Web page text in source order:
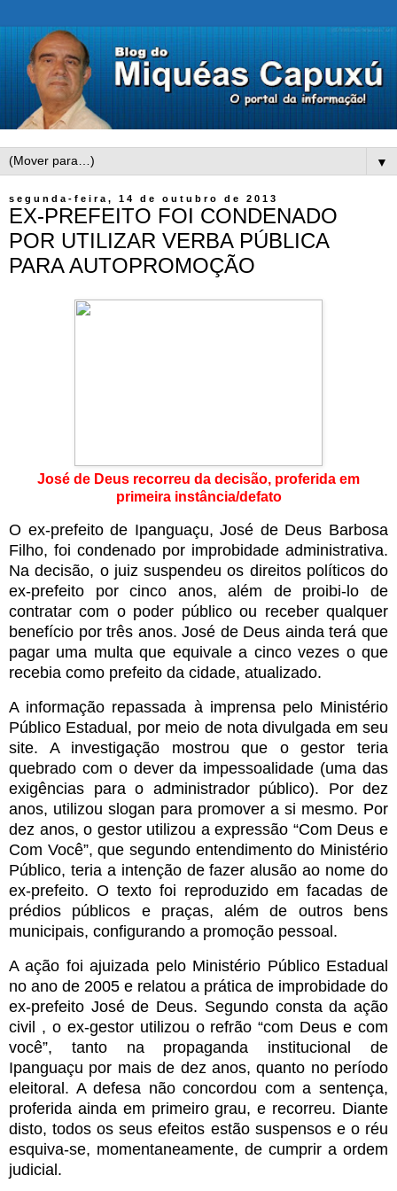
▼
segunda-feira, 14 de outubro de 2013
EX-PREFEITO FOI CONDENADO
POR UTILIZAR VERBA PÚBLICA
PARA AUTOPROMOÇÃO
José de Deus recorreu da decisão, proferida em
primeira instância/defato
O ex-prefeito de Ipanguaçu, José de Deus Barbosa
Filho, foi condenado por improbidade administrativa.
Na decisão, o juiz suspendeu os direitos políticos do
ex-prefeito por cinco anos, além de proibi-lo de
contratar com o poder público ou receber qualquer
benefício por três anos. José de Deus ainda terá que
pagar uma multa que equivale a cinco vezes o que
recebia como prefeito da cidade, atualizado.
A informação repassada à imprensa pelo Ministério
Público Estadual, por meio de nota divulgada em seu
site. A investigação mostrou que o gestor teria
quebrado com o dever da impessoalidade (uma das
exigências para o administrador público). Por dez
anos, utilizou slogan para promover a si mesmo. Por
dez anos, o gestor utilizou a expressão “Com Deus e
Com Você”, que segundo entendimento do Ministério
Público, teria a intenção de fazer alusão ao nome do
ex-prefeito. O texto foi reproduzido em facadas de
prédios públicos e praças, além de outros bens
municipais, configurando a promoção pessoal.
A ação foi ajuizada pelo Ministério Público Estadual
no ano de 2005 e relatou a prática de improbidade do
ex-prefeito José de Deus. Segundo consta da ação
civil , o ex-gestor utilizou o refrão “com Deus e com
você”, tanto na propaganda institucional de
Ipanguaçu por mais de dez anos, quanto no período
eleitoral. A defesa não concordou com a sentença,
proferida ainda em primeiro grau, e recorreu. Diante
disto, todos os seus efeitos estão suspensos e o réu
esquiva-se, momentaneamente, de cumprir a ordem
judicial.